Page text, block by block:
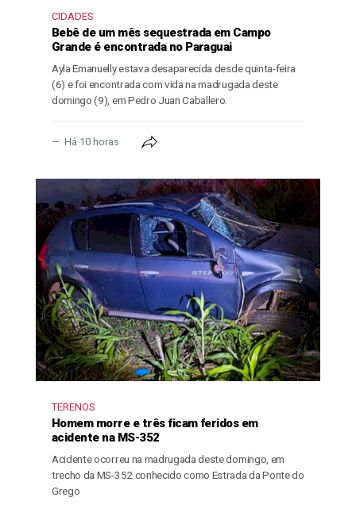
CIDADES
Bebê de um mês sequestrada em Campo
Grande é encontrada no Paraguai
Ayla Emanuelly estava desaparecida desde quinta-feira
(6) e foi encontrada com vida na madrugada deste
domingo (9), em Pedro Juan Caballero.
Há 10 horas
TERENOS
Homem morre e três ficam feridos em
acidente na MS-352
Acidente ocorreu na madrugada deste domingo, em
trecho da MS-352 conhecido como Estrada da Ponte do
Grego